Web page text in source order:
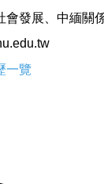
會發展、中緬關
一覽